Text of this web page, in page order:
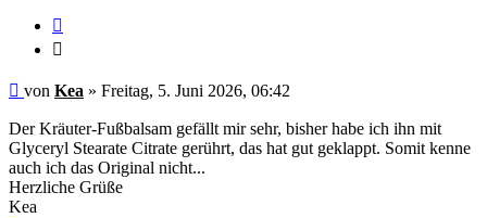
Ungelesener
von Kea » Freitag, 5. Juni 2026, 06:42
Der Kräuter-Fußbalsam gefällt mir sehr, bisher habe ich ihn mit
Glyceryl Stearate Citrate gerührt, das hat gut geklappt. Somit kenne
auch ich das Original nicht...
Herzliche Grüße
Kea